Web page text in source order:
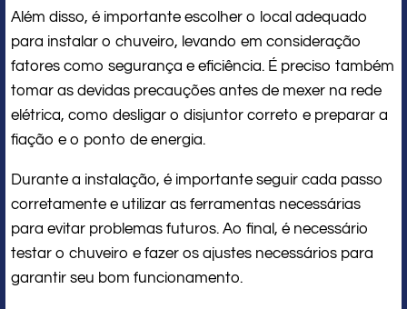
Além disso, é importante escolher o local adequado
para instalar o chuveiro, levando em consideração
fatores como segurança e eficiência. É preciso também
tomar as devidas precauções antes de mexer na rede
elétrica, como desligar o disjuntor correto e preparar a
fiação e o ponto de energia.
Durante a instalação, é importante seguir cada passo
corretamente e utilizar as ferramentas necessárias
para evitar problemas futuros. Ao final, é necessário
testar o chuveiro e fazer os ajustes necessários para
garantir seu bom funcionamento.